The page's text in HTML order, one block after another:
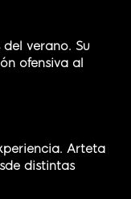
verano. Su
ofensiva al
Arteta
distintas